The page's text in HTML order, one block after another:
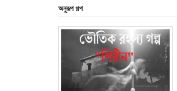
অনুরূপ গল্প